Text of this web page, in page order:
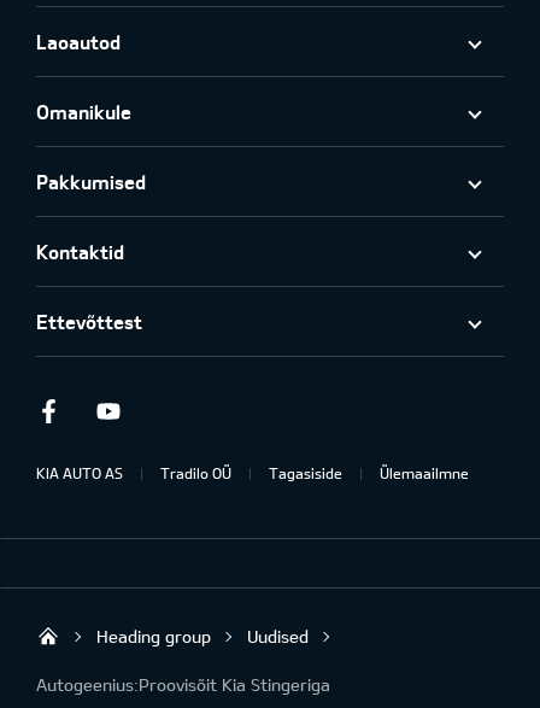
Laoautod
Omanikule
Pakkumised
Kontaktid
Ettevõttest
Facebook
KIA AUTO AS Tradilo OÜ Tagasiside Ülemaailmne
Tradilo OÜ
Heading group Uudised
Autogeenius:Proovisõit Kia Stingeriga